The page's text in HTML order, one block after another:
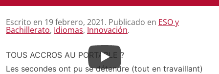
Escrito en 19 febrero, 2021. Publicado en ESO y
Bachillerato, Idiomas, Innovación.
TOUS ACCROS AU PORTABLE ?
Les secondes ont pu se détendre (tout en travaillant)